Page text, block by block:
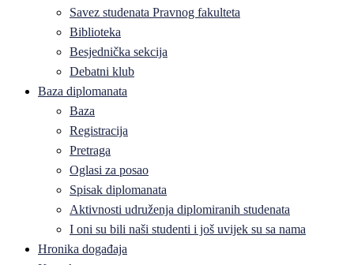
Savez studenata Pravnog fakulteta
Biblioteka
Besjednička sekcija
Debatni klub
Baza diplomanata
Baza
Registracija
Pretraga
Oglasi za posao
Spisak diplomanata
Aktivnosti udruženja diplomiranih studenata
I oni su bili naši studenti i još uvijek su sa nama
Hronika događaja